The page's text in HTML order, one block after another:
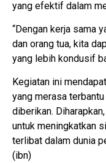
yang efektif dalam
“Dengan kerja sama
dan orang tua, kita
yang lebih kondusif
Kegiatan ini
yang merasa
diberikan.
untuk meningkatkan
terlibat dalam dunia
(ibn)